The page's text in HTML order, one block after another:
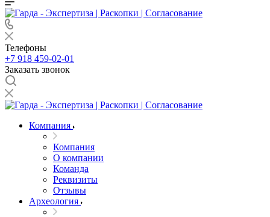
Телефоны
+7 918 459-02-01
Заказать звонок
Компания
Компания
О компании
Команда
Реквизиты
Отзывы
Археология